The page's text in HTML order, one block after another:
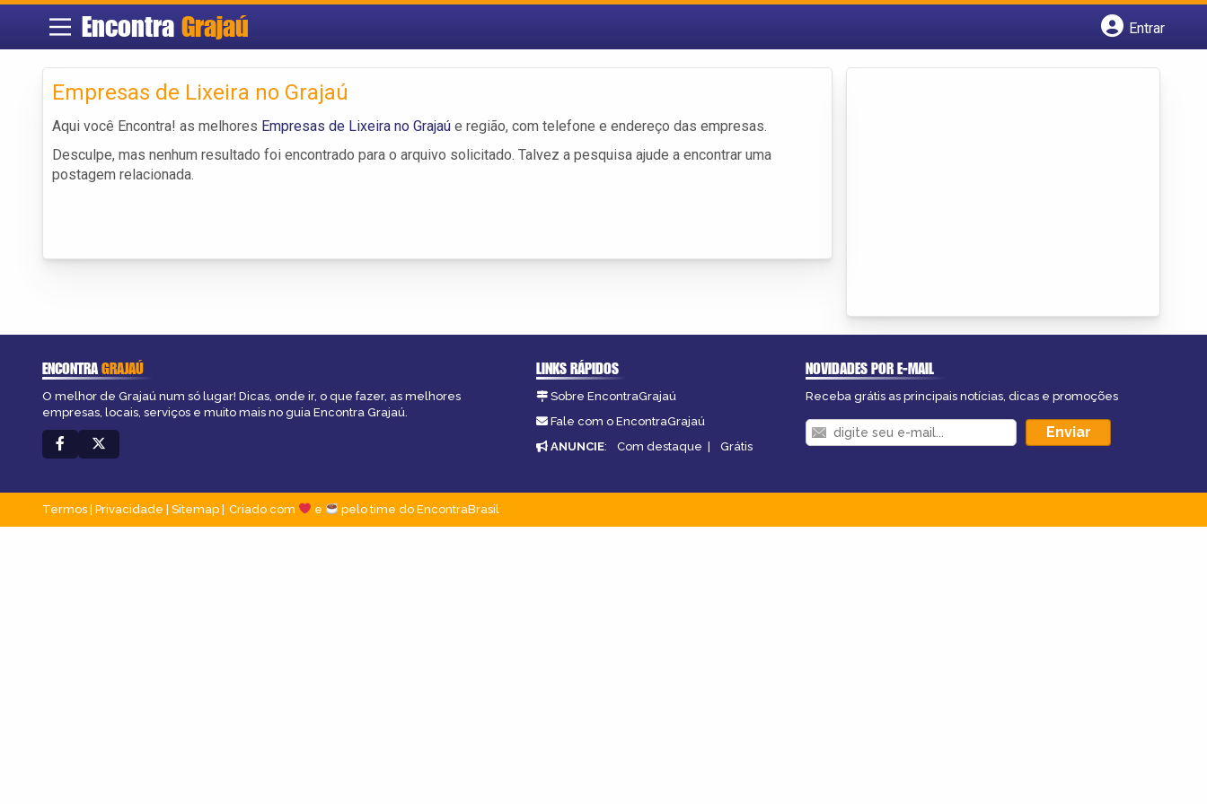
Encontra Grajaú
Entrar
Empresas de Lixeira no Grajaú
Aqui você Encontra! as melhores Empresas de Lixeira no Grajaú e região, com telefone e endereço das empresas.
Desculpe, mas nenhum resultado foi encontrado para o arquivo solicitado. Talvez a pesquisa ajude a encontrar uma
postagem relacionada.
ENCONTRAGRAJAÚ
O melhor de Grajaú num só lugar! Dicas, onde ir, o que fazer, as melhores
empresas, locais, serviços e muito mais no guia Encontra Grajaú.
LINKS RÁPIDOS
Sobre EncontraGrajaú
Fale com o EncontraGrajaú
ANUNCIE: Com destaque | Grátis
NOVIDADES POR E-MAIL
Receba grátis as principais notícias, dicas e promoções
Termos Privacidade Sitemap Criado com e pelo time do EncontraBrasil